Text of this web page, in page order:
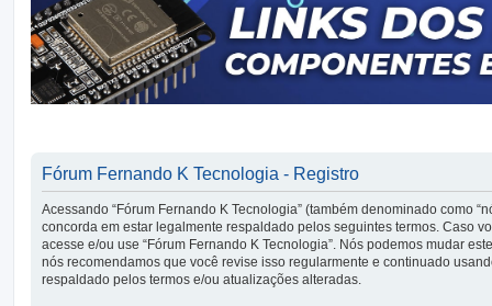
Fórum Fernando K Tecnologia - Registro
Acessando “Fórum Fernando K Tecnologia” (também denominado como
concorda em estar legalmente respaldado pelos seguintes termos. Caso
acesse e/ou use “Fórum Fernando K Tecnologia”. Nós podemos mudar
nós recomendamos que você revise isso regularmente e continuado
respaldado pelos termos e/ou atualizações alteradas.